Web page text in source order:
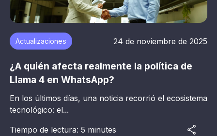
Actualizaciones 24 de noviembre de 2025
¿A quién afecta realmente la política de
Llama 4 en WhatsApp?
En los últimos días, una noticia recorrió el ecosistema
tecnológico: el...
Tiempo de lectura: 5 minutes